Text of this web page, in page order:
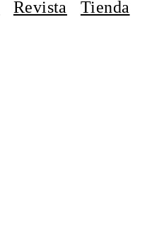
Revista
Tienda